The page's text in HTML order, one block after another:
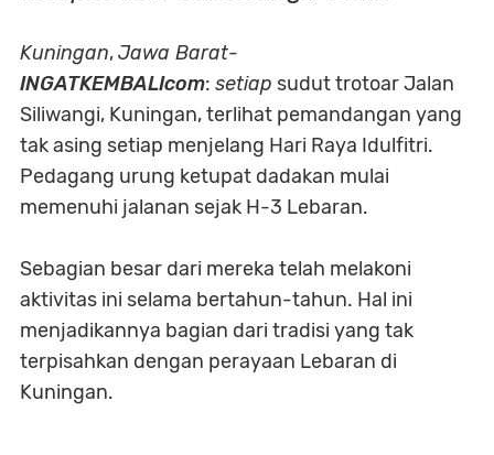
Kuningan,Jawa Barat-
INGATKEMBALIcom: setiap sudut trotoar Jalan
Siliwangi, Kuningan, terlihat pemandangan yang
tak asing setiap menjelang Hari Raya Idulfitri.
Pedagang urung ketupat dadakan mulai
memenuhi jalanan sejak H-3 Lebaran.
Sebagian besar dari mereka telah melakoni
aktivitas ini selama bertahun-tahun. Hal ini
menjadikannya bagian dari tradisi yang tak
terpisahkan dengan perayaan Lebaran di
Kuningan.